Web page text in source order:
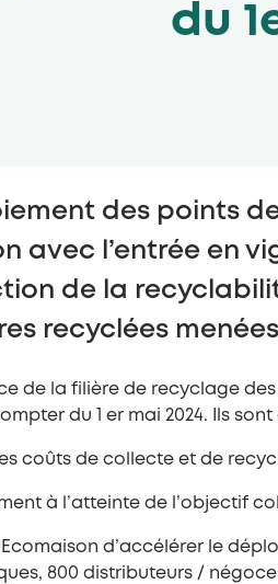
du
des points
avec l’entrée en
de la
recyclées
de la filière de recyclage
du 1 er mai 2024. Ils
coûts de collecte et de
à l’atteinte de l’objectif
d’accélérer le
800 distributeurs /